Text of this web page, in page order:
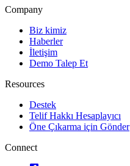
Company
Biz kimiz
Haberler
İletişim
Demo Talep Et
Resources
Destek
Telif Hakkı Hesaplayıcı
Öne Çıkarma için Gönder
Connect